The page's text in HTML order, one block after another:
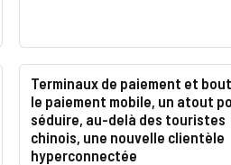
Terminaux de paiement et
le paiement mobile, un atout
séduire, au-delà des touristes
chinois, une nouvelle clientèle
hyperconnectée